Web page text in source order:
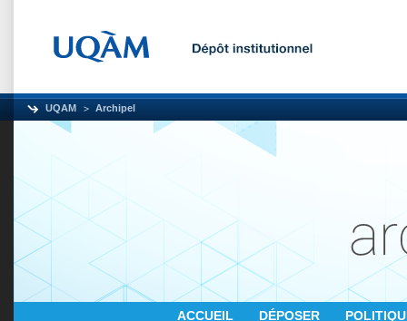
UQAM Archipel
ACCUEIL DÉPOSER